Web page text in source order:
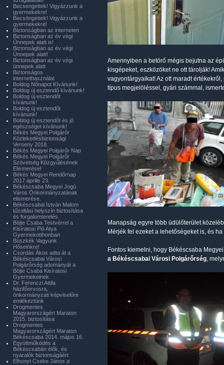
Amennyiben a betörő mégis bejutna az
kisgépeket, eszközöket ne ott tárolják!
vagyontárgyaikat! Az ott maradt
típus megjelöléssel, gyári számmal,
Manapság egyre több üdülőterület
Mérjék fel ezeket a lehetőségeket is, és
Fontos kiemelni, hogy Békéscsaba
a Békéscsabai Városi Polgárőrség,
Becsengettek! Vigyázzunk a
gyermekekre!
Becsöngettek! Vigyázzunk a
gyermekekre!
Biztonságban az interneten
Biztonságban az év végi
Ünnepek alatt is!
Biztonságban az év végi
Ünnepek alatt!
Biztonságban az év végi
ünnepek alatt
Biztonságos
internethasználat
Boldog Nőnapot Kívánunk!
Boldog új esztendő kívánunk!
Boldog új esztendőt
kívánunk!
Boldog új esztendőt
kívánunk!
Boldog új esztendőt és jó
egészséget kívánunk!
Békés Megyei Polgárőr
Közlekedésbiztonsági
Verseny 2018.
Békés Megyei Polgárőr Nap
Békés Megyei Polgárőr
Szövetség Közgyűlésének
Elismerése!
Békés Megyei Rendőrnap
2017.április 23.
Békéscsaba Megyei Jogú
Város Önkormányzatának
elismerése.
Békéscsabai István Malom
tűzoltási helyszín biztosítása
és forgalomterelés.
Böjte Csaba Testvérrel a
Kisíratosi Pió Atya
Gyermekotthonban
Büszkék Vagyunk
Hőseinkre!
Csordás Ákos adta át a
Békéscsabai Városi
Polgárőrség adományát a
Böjte Csaba Kisíratosi
Gyermekeinek.
Dr. Ferenczi Attila
házifőorvosra,
önkormányzati képviselőre
emlékeztünk
Drogmentes
Magyarországért Maraton
2015. biztosítása
Drogmentes
Magyarországért Maraton
Békéscsaba 2014. május 16.
Együttműködés a
Békéscsabán élők, és
nyaralók biztonságáért
Elhunyt Cseke János a